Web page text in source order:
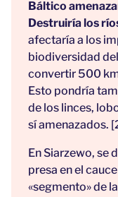
Báltico
Destruiría los
afectaría a los
biodiversidad
convertir 500
Esto pondría
de los linces,
sí amenazados.
En Siarzewo, se
presa en el
«segmento» de